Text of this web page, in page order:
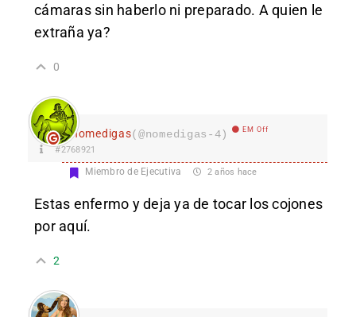
cámaras sin haberlo ni preparado. A quien le
extraña ya?
0
nomedigas(@nomedigas-4) EM Off
#2768921
Miembro de Ejecutiva 2 años hace
Estas enfermo y deja ya de tocar los cojones
por aquí.
2